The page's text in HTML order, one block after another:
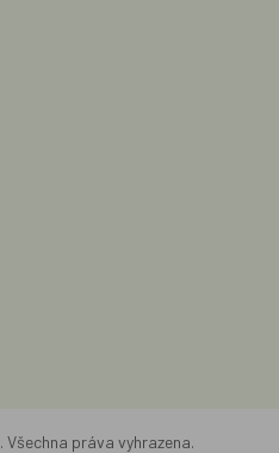
. Všechna práva vyhrazena.